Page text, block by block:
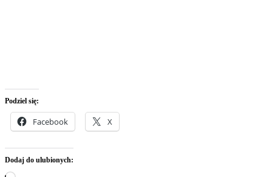
Podziel się:
Facebook X
Dodaj do ulubionych: